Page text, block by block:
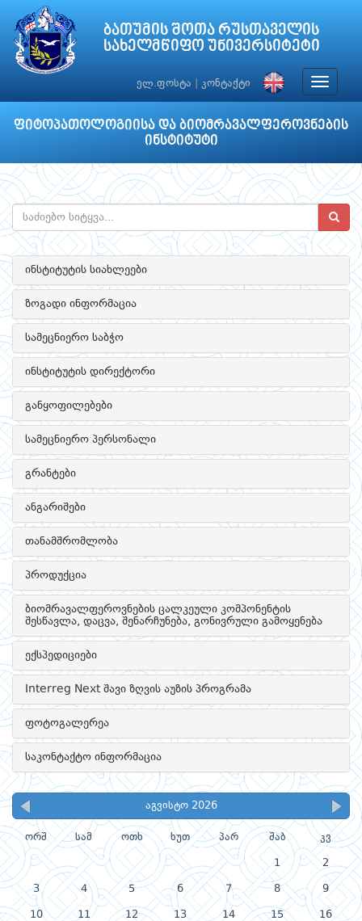
ბათუმის შოთა რუსთაველის
სახელმწიფო უნივერსიტეტი
ელ.ფოსტა კონტაქტი
Toggle
ფიტოპათოლოგიისა და ბიომრავალფეროვნების
ინსტიტუტი
ინსტიტუტის სიახლეები
ზოგადი ინფორმაცია
სამეცნიერო საბჭო
ინსტიტუტის დირექტორი
განყოფილებები
სამეცნიერო პერსონალი
გრანტები
ანგარიშები
თანამშრომლობა
პროდუქცია
ბიომრავალფეროვნების ცალკეული კომპონენტის
შესწავლა, დაცვა, შენარჩუნება, გონივრული გამოყენება
ექსპედიციები
Interreg Next შავი ზღვის აუზის პროგრამა
ფოტოგალერეა
საკონტაქტო ინფორმაცია
აგვისტო 2026
ორშ სამ ოთხ ხუთ პარ შაბ კვ
1 2
3 4 5 6 7 8 9
10 11 12 13 14 15 16